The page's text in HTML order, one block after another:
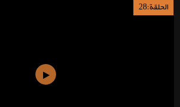
الحلقة:28